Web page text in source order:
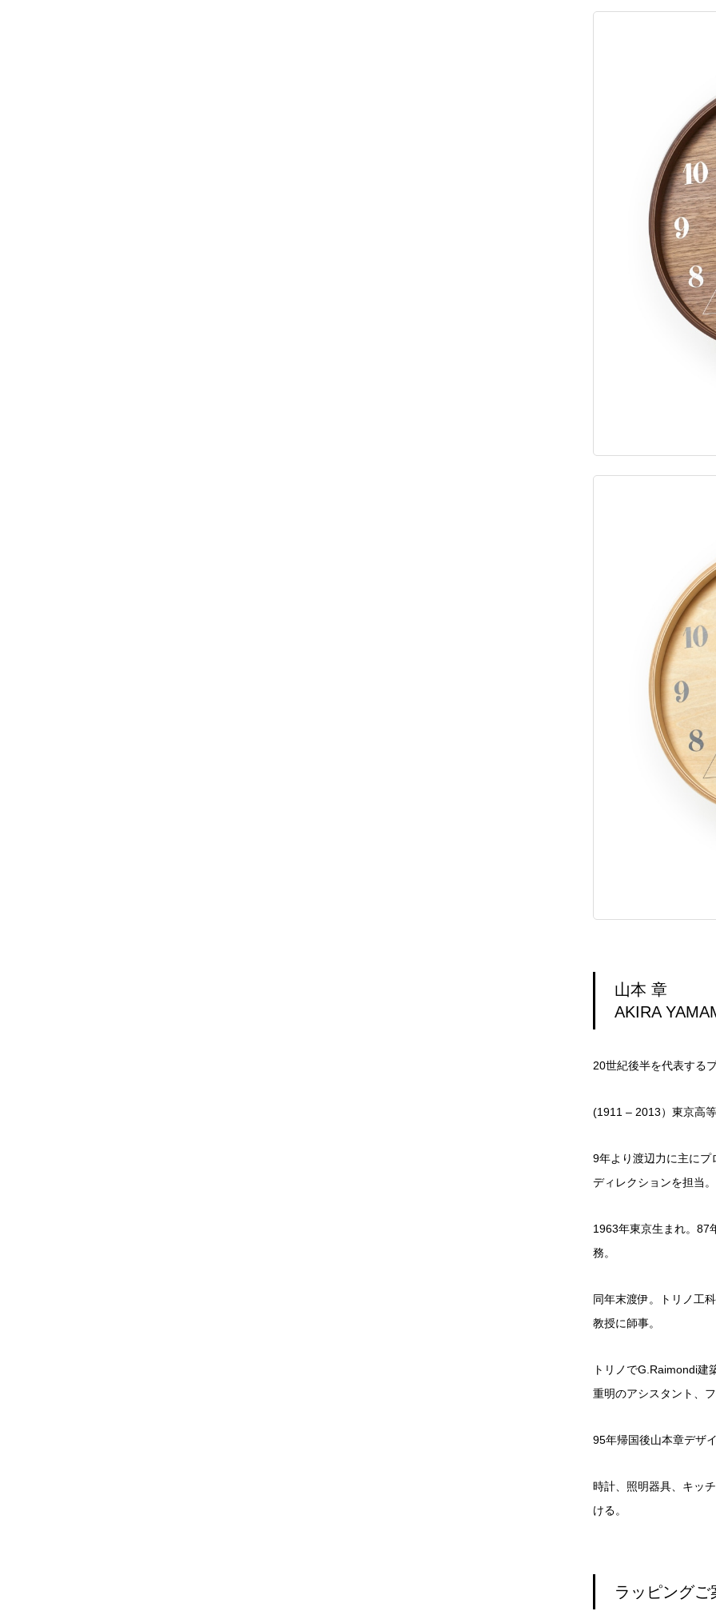
山本 章
AKIRA
20世紀後半を代表する
(1911 – 2013）東京高
9年より渡辺力に主にプ
ディレクションを担当。
1963年東京生まれ。87
務。
同年末渡伊。トリノ工
教授に師事。
トリノでG.Raimondi建
重明のアシスタント、
95年帰国後山本章デザ
時計、照明器具、キッ
ける。
ラッピングご